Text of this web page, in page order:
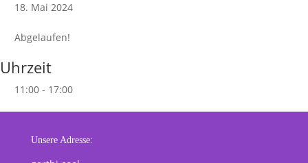
18. Mai 2024
Abgelaufen!
Uhrzeit
11:00 - 17:00
Unsere Adresse: